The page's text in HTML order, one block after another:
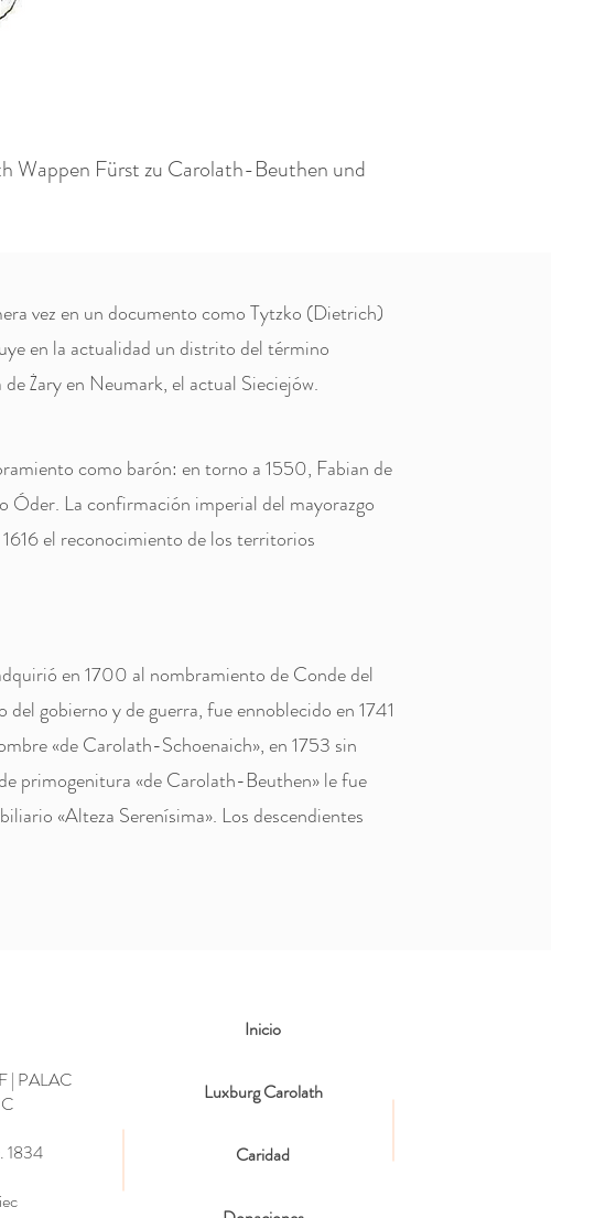
Wappen Fürst zu Carolath-Beuthen und
vez en un documento como Tytzko (Dietrich)
en la actualidad un distrito del término
Żary en Neumark, el actual Sieciejów.
como barón: en torno a 1550, Fabian de
Óder. La confirmación imperial del mayorazgo
el reconocimiento de los territorios
en 1700 al nombramiento de Conde del
gobierno y de guerra, fue ennoblecido en 1741
«de Carolath-Schoenaich», en 1753 sin
primogenitura «de Carolath-Beuthen» le fue
«Alteza Serenísima». Los descendientes
| PALAC
1834
Inicio
Luxburg Carolath
Caridad